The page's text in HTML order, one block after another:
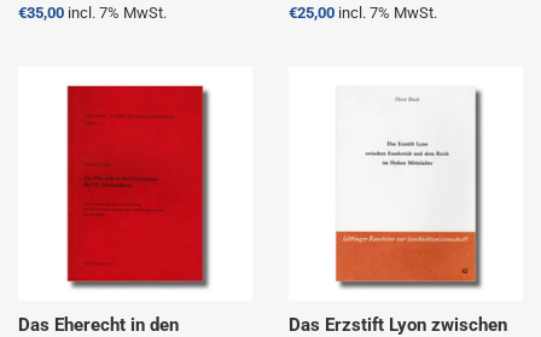
Preis
€35,00 incl. 7% MwSt.
Preis
€25,00 incl. 7% MwSt.
Das Eherecht in den
Das Erzstift Lyon zwischen